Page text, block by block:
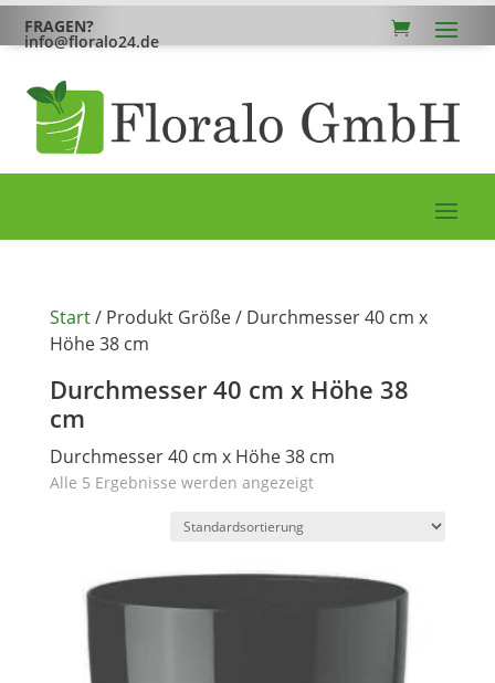
FRAGEN?
info@floralo24.de
Start/ Produkt Größe / Durchmesser 40 cm x
Höhe 38 cm
Durchmesser 40 cm x Höhe 38
cm
Durchmesser 40 cm x Höhe 38 cm
Alle 5 Ergebnisse werden angezeigt